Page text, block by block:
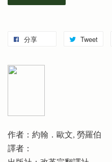
分享 Tweet
作者：約翰．歐文, 勞羅伯
譯者：